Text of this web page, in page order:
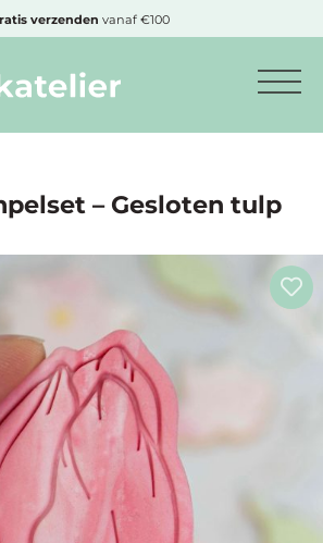
Cadeautje bij bestelling vanaf €50,-
– Gesloten tulp